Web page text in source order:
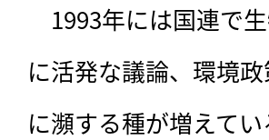
1993年には国連で
に活発な議論、環境
に瀕する種が増えて